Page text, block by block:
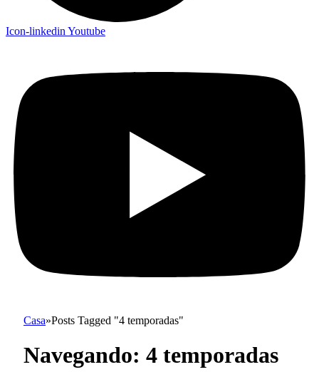
Icon-linkedin Youtube
Casa»Posts Tagged "4 temporadas"
Navegando: 4 temporadas